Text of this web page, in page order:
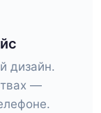
дизайн.
—